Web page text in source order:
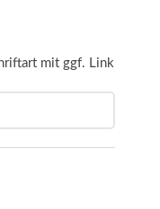
mit ggf. Link